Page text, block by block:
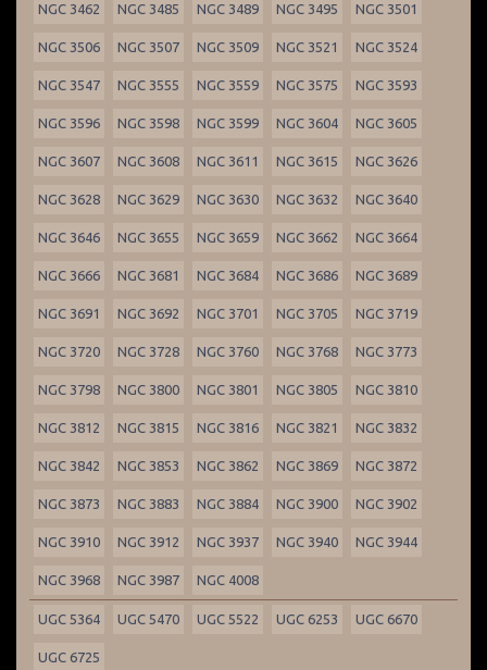
NGC 3462 NGC 3485 NGC 3489 NGC 3495 NGC 3501
NGC 3506 NGC 3507 NGC 3509 NGC 3521 NGC 3524
NGC 3547 NGC 3555 NGC 3559 NGC 3575 NGC 3593
NGC 3596 NGC 3598 NGC 3599 NGC 3604 NGC 3605
NGC 3607 NGC 3608 NGC 3611 NGC 3615 NGC 3626
NGC 3628 NGC 3629 NGC 3630 NGC 3632 NGC 3640
NGC 3646 NGC 3655 NGC 3659 NGC 3662 NGC 3664
NGC 3666 NGC 3681 NGC 3684 NGC 3686 NGC 3689
NGC 3691 NGC 3692 NGC 3701 NGC 3705 NGC 3719
NGC 3720 NGC 3728 NGC 3760 NGC 3768 NGC 3773
NGC 3798 NGC 3800 NGC 3801 NGC 3805 NGC 3810
NGC 3812 NGC 3815 NGC 3816 NGC 3821 NGC 3832
NGC 3842 NGC 3853 NGC 3862 NGC 3869 NGC 3872
NGC 3873 NGC 3883 NGC 3884 NGC 3900 NGC 3902
NGC 3910 NGC 3912 NGC 3937 NGC 3940 NGC 3944
NGC 3968 NGC 3987 NGC 4008
UGC 5364 UGC 5470 UGC 5522 UGC 6253 UGC 6670
UGC 6725